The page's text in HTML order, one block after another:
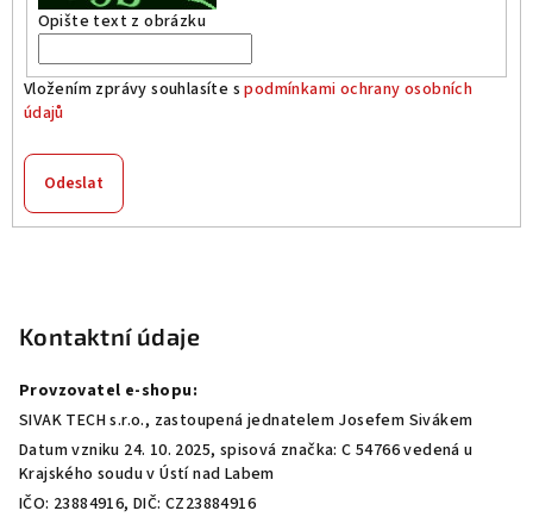
Opište text z obrázku
Vložením zprávy souhlasíte spodmínkami ochrany osobních
údajů
Odeslat
Kontaktní údaje
Provzovatel e-shopu:
SIVAK TECH s.r.o., zastoupená jednatelem Josefem Sivákem
Datum vzniku 24. 10. 2025, spisová značka: C 54766 vedená u
Krajského soudu v Ústí nad Labem
IČO: 23884916, DIČ: CZ23884916